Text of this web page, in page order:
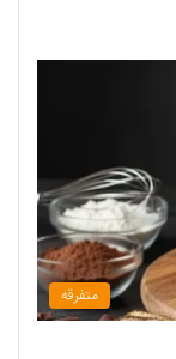
متفرقه